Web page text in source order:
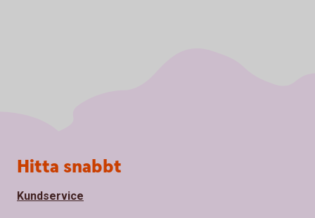
Sidfot
Hitta snabbt
Kundservice